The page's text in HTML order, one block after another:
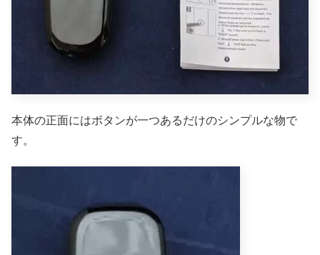
本体の正面にはボタンが一つあるだけのシンプルな物で
す。